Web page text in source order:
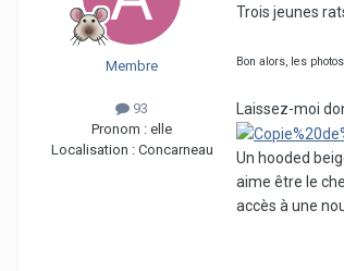
Membre
93
Pronom : elle
Localisation : Concarneau
Trois jeunes
Bon alors, les
Laissez-moi
Un hooded
aime être le
accès à une